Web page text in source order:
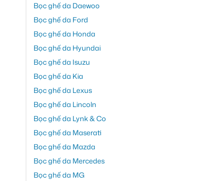
Bọc ghế da Daewoo
Bọc ghế da Ford
Bọc ghế da Honda
Bọc ghế da Hyundai
Bọc ghế da Isuzu
Bọc ghế da Kia
Bọc ghế da Lexus
Bọc ghế da Lincoln
Bọc ghế da Lynk & Co
Bọc ghế da Maserati
Bọc ghế da Mazda
Bọc ghế da Mercedes
Bọc ghế da MG